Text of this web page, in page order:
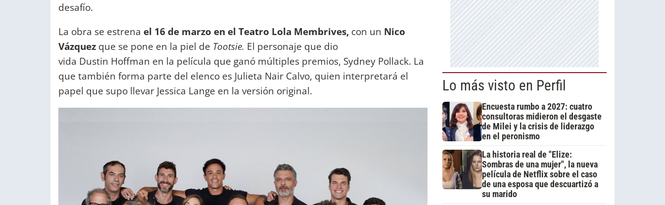
desafío.
La obra se estrena el 16 de marzo en el Teatro Lola Membrives, con un Nico
Vázquez que se pone en la piel de Tootsie. El personaje que dio
vida Dustin Hoffman en la película que ganó múltiples premios, Sydney Pollack. La
que también forma parte del elenco es Julieta Nair Calvo, quien interpretará el
papel que supo llevar Jessica Lange en la versión original.
Lo más visto en Perfil
Encuesta rumbo a 2027: cuatro
consultoras midieron el desgaste
de Milei y la crisis de liderazgo
en el peronismo
La historia real de "Elize:
Sombras de una mujer", la nueva
película de Netflix sobre el caso
de una esposa que descuartizó a
su marido